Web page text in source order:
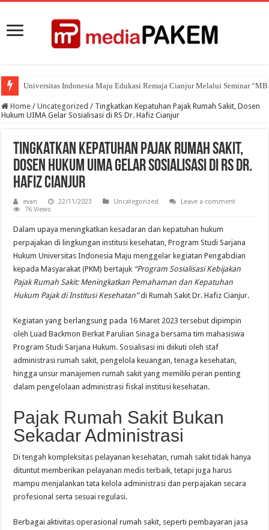
Universitas Indonesia Maju Edukasi Remaja Cianjur Melalui Seminar
Home / Uncategorized / Tingkatkan Kepatuhan Pajak Rumah Sakit, Dosen
Hukum UIMA Gelar Sosialisasi di RS Dr. Hafiz Cianjur
Tingkatkan Kepatuhan Pajak Rumah Sakit,
Dosen Hukum UIMA Gelar Sosialisasi di RS Dr.
Hafiz Cianjur
evan 22/11/2023 Uncategorized
Leave a comment
76 Views
Dalam upaya meningkatkan kesadaran dan kepatuhan hukum
perpajakan di lingkungan institusi kesehatan, Program Studi Sarjana
Hukum Universitas Indonesia Maju menggelar kegiatan Pengabdian
kepada Masyarakat (PKM) bertajuk “Program Sosialisasi Kebijakan
Pajak Rumah Sakit: Meningkatkan Pemahaman dan Kepatuhan
Hukum Pajak di Institusi Kesehatan”di Rumah Sakit Dr. Hafiz Cianjur.
Kegiatan yang berlangsung pada 16 Maret 2023 tersebut dipimpin
oleh Luad Backmon Berkat Parulian Sinaga bersama tim mahasiswa
Program Studi Sarjana Hukum. Sosialisasi ini diikuti oleh staf
administrasi rumah sakit, pengelola keuangan, tenaga kesehatan,
hingga unsur manajemen rumah sakit yang memiliki peran penting
dalam pengelolaan administrasi fiskal institusi kesehatan.
Pajak Rumah Sakit Bukan
Sekadar Administrasi
Di tengah kompleksitas pelayanan kesehatan, rumah sakit tidak hanya
dituntut memberikan pelayanan medis terbaik, tetapi juga harus
mampu menjalankan tata kelola administrasi dan perpajakan secara
profesional serta sesuai regulasi.
Berbagai aktivitas operasional rumah sakit, seperti pembayaran jasa